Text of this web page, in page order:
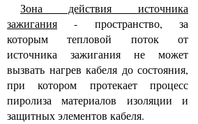
Зона действия источника
зажигания - пространство, за
которым тепловой поток от
источника зажигания не может
вызвать нагрев кабеля до состояния,
при котором протекает процесс
пиролиза материалов изоляции и
защитных элементов кабеля.